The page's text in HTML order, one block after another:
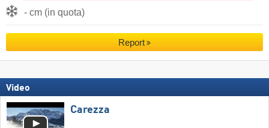
- cm (in quota)
Report
Video
Carezza